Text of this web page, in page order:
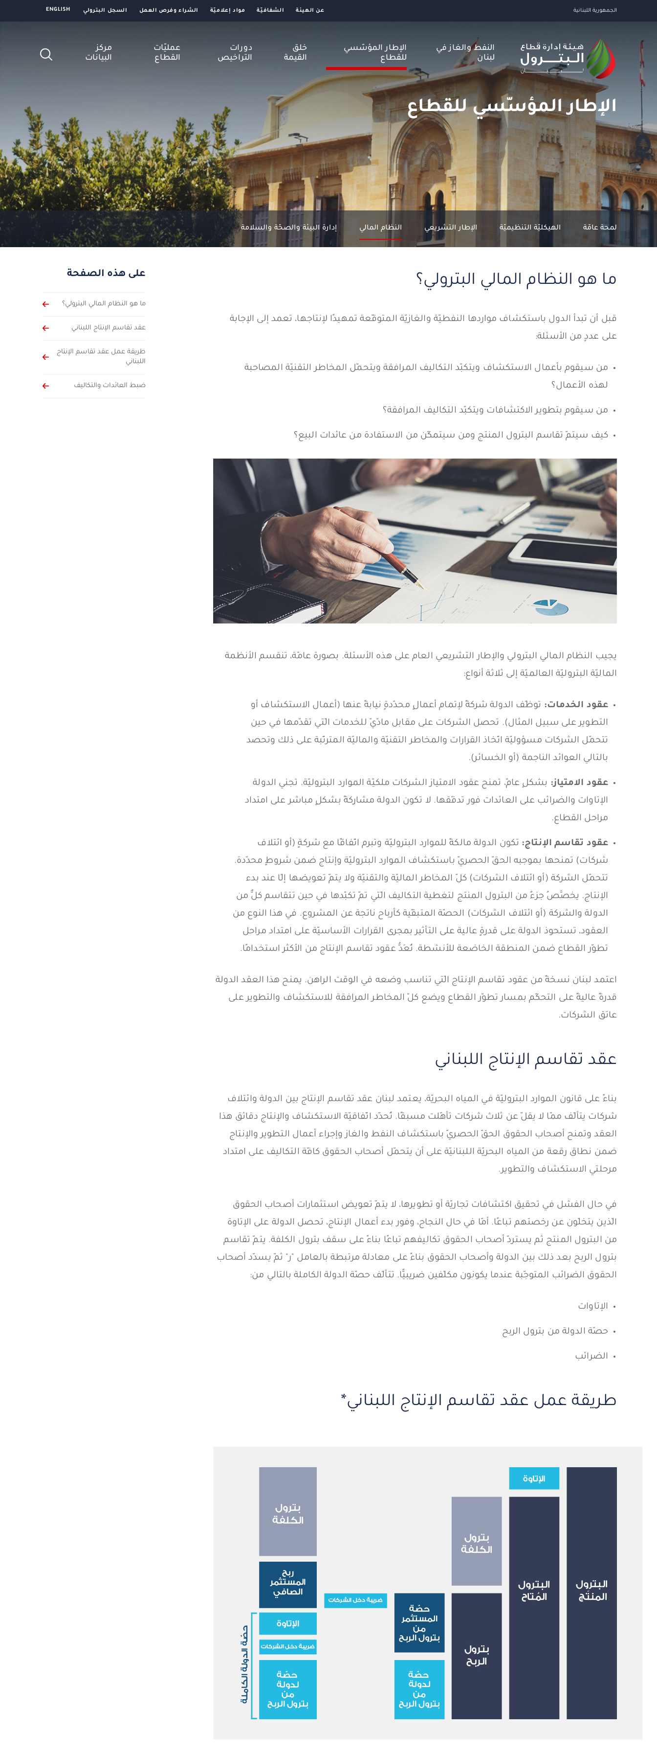
الجمهورية اللبنانية عن الهيئة الشفافيّة مواد إعلاميّة الشراء وفرص العمل السجل البترولي ENGLISH
النفط والغاز في
لبنان
الإطار المؤسّسي
للقطاع
خلق
القيمة
دورات
التراخيص
عمليّات
القطاع
مركز
البيانات
الإطار المؤسّسي للقطاع
لمحة عامّة الهيكليّة التنظيميّة الإطار التشريعي النظام المالي إدارة البيئة والصحّة والسلامة
على هذه الصفحة
ما هو النظام المالي البترولي؟
عقد تقاسم الإنتاج اللبناني
طريقة عمل عقد تقاسم الإنتاج
اللبناني
ضبط العائدات والتكاليف
ما هو النظام المالي البترولي؟
قبل أن تبدأ الدول باستكشاف مواردها النفطيّة والغازيّة المتوقّعة تمهيدًا لإنتاجها، تعمد إلى الإجابة
على عددٍ من الأسئلة:
من سيقوم بأعمال الاستكشاف ويتكبّد التكاليف المرافقة ويتحمّل المخاطر التقنيّة المصاحبة
لهذه الأعمال؟
من سيقوم بتطوير الاكتشافات ويتكبّد التكاليف المرافقة؟
كيف سيتمّ تقاسم البترول المنتج ومن سيتمكّن من الاستفادة من عائدات البيع؟
يجيب النظام المالي البترولي والإطار التشريعي العام على هذه الأسئلة. بصورة عامّة، تنقسم الأنظمة
الماليّة البتروليّة العالميّة إلى ثلاثة أنواع:
عقود الخدمات: توظّف الدولة شركةً لإتمام أعمالٍ محدّدةٍ نيابةً عنها (أعمال الاستكشاف أو
التطوير على سبيل المثال). تحصل الشركات على مقابل مادّيّ للخدمات الّتي تقدّمها في حين
تتحمّل الشركات مسؤوليّة اتّخاذ القرارات والمخاطر التقنيّة والماليّة المترتّبة على ذلك وتحصد
بالتالي العوائد الناجمة (أو الخسائر).
عقود الامتياز: بشكلٍ عامّ، تمنح عقود الامتياز الشركات ملكيّة الموارد البتروليّة. تجني الدولة
الإتاوات والضرائب على العائدات فور تدفّقها. لا تكون الدولة مشارِكةً بشكلٍ مباشر على امتداد
مراحل القطاع.
عقود تقاسم الإنتاج: تكون الدولة مالكةً للموارد البتروليّة وتبرم اتّفاقًا مع شركةٍ (أو ائتلاف
شركات) تمنحها بموجبه الحقّ الحصريّ باستكشاف الموارد البتروليّة وإنتاج ضمن شروطٍ محدّدة.
تتحمّل الشركة (أو ائتلاف الشركات) كلّ المخاطر الماليّة والتقنيّة ولا يتمّ تعويضها إلّا عند بدء
الإنتاج. يخصَّصُ جزءٌ من البترول المنتج لتغطية التكاليف الّتي تمّ تكبّدها في حين تتقاسم كلٌّ من
الدولة والشركة (أو ائتلاف الشركات) الحصّة المتبقّية كأرباح ناتجة عن المشروع. في هذا النوع من
العقود، تستحوذ الدولة على قدرةٍ عالية على التأثير بمجرى القرارات الأساسيّة على امتداد مراحل
تطوّر القطاع ضمن المنطقة الخاضعة للأنشطة. تُعَدُّ عقود تقاسم الإنتاج من الأكثر استخدامًا.
اعتمد لبنان نسخةً من عقود تقاسم الإنتاج الّتي تناسب وضعه في الوقت الراهن. يمنح هذا العقد الدولة
قدرةً عاليةً على التحكّم بمسار تطوّر القطاع ويضع كلّ المخاطر المرافقة للاستكشاف والتطوير على
عاتق الشركات.
عقد تقاسم الإنتاج اللبناني
بناءً على قانون الموارد البتروليّة في المياه البحريّة، يعتمد لبنان عقد تقاسم الإنتاج بين الدولة وائتلاف
شركات يتألّف ممّا لا يقلّ عن ثلاث شركات تأهّلت مسبقًا. تُحدّد اتّفاقيّة الاستكشاف والإنتاج دقائق هذا
العقد وتمنح أصحاب الحقوق الحقّ الحصريّ باستكشاف النفط والغاز وإجراء أعمال التطوير والإنتاج
ضمن نطاق رقعة من المياه البحريّة اللبنانيّة على أن يتحمّل أصحاب الحقوق كافّة التكاليف على امتداد
مرحلتي الاستكشاف والتطوير.
في حال الفشل في تحقيق اكتشافات تجاريّة أو تطويرها، لا يتمّ تعويض استثمارات أصحاب الحقوق
الّذين يتخلّون عن رخصتهم تباعًا. أمّا في حال النجاح، وفور بدء أعمال الإنتاج، تحصل الدولة على الإتاوة
من البترول المنتج ثم يستردّ أصحاب الحقوق تكاليفهم تباعًا بناءً على سقف بترول الكلفة. يتمّ تقاسم
بترول الربح بعد ذلك بين الدولة وأصحاب الحقوق بناءً على معادلة مرتبطة بالعامل "ر" ثمّ يسدّد أصحاب
الحقوق الضرائب المتوجّبة عندما يكونون مكلّفين ضريبيًّا. تتألّف حصّة الدولة الكاملة بالتالي من:
الإتاوات
حصّة الدولة من بترول الربح
الضرائب
طريقة عمل عقد تقاسم الإنتاج اللبناني*